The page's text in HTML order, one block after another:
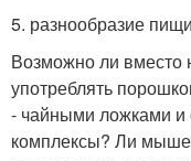
5. разнообразие
Возможно ли вместо
употреблять
- чайными ложками
комплексы? Ли